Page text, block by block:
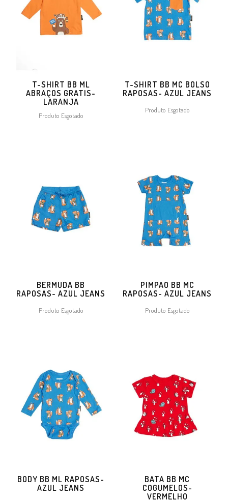
T-SHIRT BB ML
ABRAÇOS GRATIS-
LARANJA
Produto Esgotado
T-SHIRT BB MC BOLSO
RAPOSAS- AZUL JEANS
Produto Esgotado
BERMUDA BB
RAPOSAS- AZUL JEANS
Produto Esgotado
PIMPAO BB MC
RAPOSAS- AZUL JEANS
Produto Esgotado
BODY BB ML RAPOSAS-
AZUL JEANS
BATA BB MC
COGUMELOS-
VERMELHO